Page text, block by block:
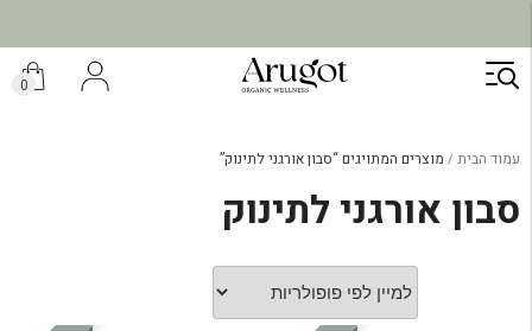
דילוג
לתוכן
0
עמוד הבית מוצרים המתויגים “סבון אורגני לתינוק”
סבון אורגני לתינוק